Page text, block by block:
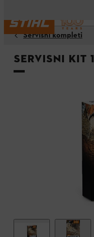
Servisni kompleti
Servisni Kit 1